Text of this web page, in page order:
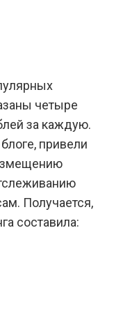
четыре
за каждую.
привели
Получается,
составила: